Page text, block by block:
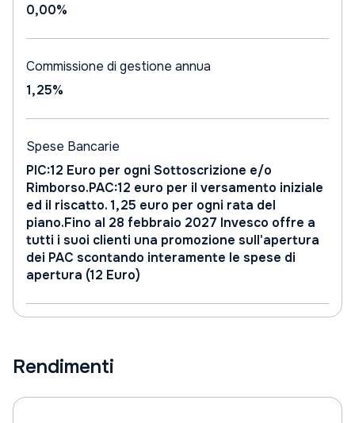
0,00%
Commissione di gestione annua
1,25%
Spese Bancarie
PIC:12 Euro per ogni Sottoscrizione e/o
Rimborso.PAC:12 euro per il versamento iniziale
ed il riscatto. 1,25 euro per ogni rata del
piano.Fino al 28 febbraio 2027 Invesco offre a
tutti i suoi clienti una promozione sull'apertura
dei PAC scontando interamente le spese di
apertura (12 Euro)
Rendimenti